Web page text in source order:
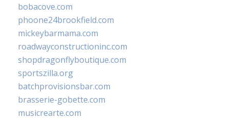
bobacove.com
phoone24brookfield.com
mickeybarmama.com
roadwayconstructioninc.com
shopdragonflyboutique.com
sportszilla.org
batchprovisionsbar.com
brasserie-gobette.com
musicrearte.com